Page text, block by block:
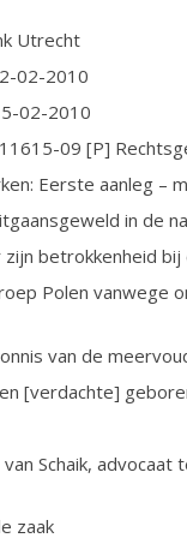
Utrecht
02-2010
02-2010
09 [P]
Eerste aanleg –
in de
betrokkenheid
Polen vanwege
van de
[verdachte]
van Schaik, advocaat
zaak